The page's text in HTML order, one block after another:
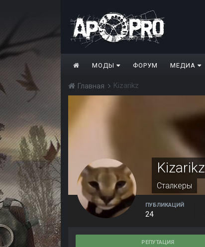
МОДЫ ФОРУМ МЕДИА
Главная Kizarikz
Kizarikz
Сталкеры
ПУБЛИКАЦИЙ
24
РЕПУТАЦИЯ